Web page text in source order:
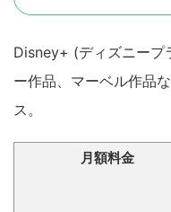
Disney+ (ディズニー
ー作品、マーベル作品
ス。
月額料金